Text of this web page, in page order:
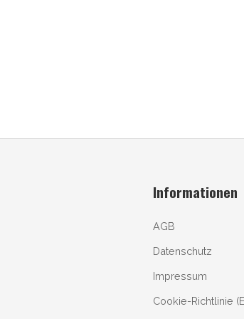
Informationen
AGB
Datenschutz
Impressum
Cookie-Richtlinie